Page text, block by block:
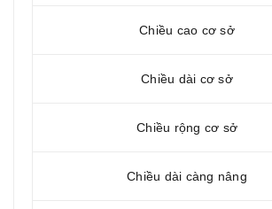
Chiều cao cơ sở
Chiều dài cơ sở
Chiều rộng cơ sở
Chiều dài càng nâng